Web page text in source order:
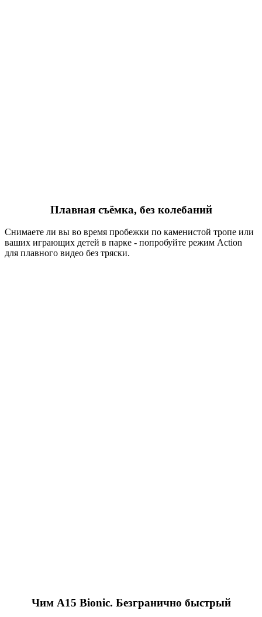
Плавная съёмка, без колебаний
Снимаете ли вы во время пробежки по каменистой тропе или
ваших играющих детей в парке - попробуйте режим Action
для плавного видео без тряски.
Чим A15 Bionic. Безгранично быстрый